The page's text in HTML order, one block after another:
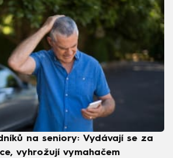
na seniory: Vydávají se za
vyhrožují vymahačem